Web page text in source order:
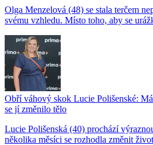
Olga Menzelová (48) se stala terčem
svému vzhledu. Místo toho, aby se
Obří váhový skok Lucie Polišenské:
se jí změnilo tělo
Lucie Polišenská (40) prochází
několika měsíci se rozhodla změnit